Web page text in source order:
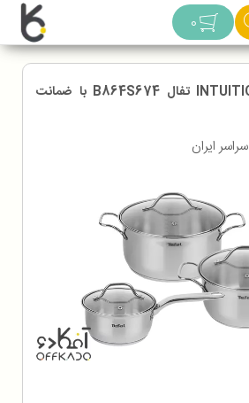
0
سرویس 6 پارچه INTUITION تفال B864S674 با ضمانت
سراسر ایران